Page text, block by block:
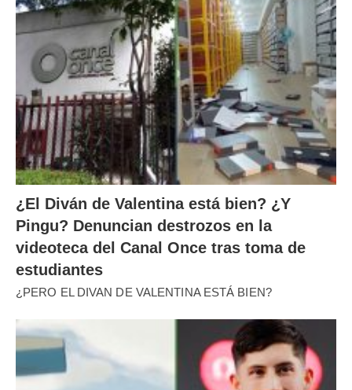
¿El Diván de Valentina está bien? ¿Y
Pingu? Denuncian destrozos en la
videoteca del Canal Once tras toma de
estudiantes
¿PERO EL DIVAN DE VALENTINA ESTÁ BIEN?